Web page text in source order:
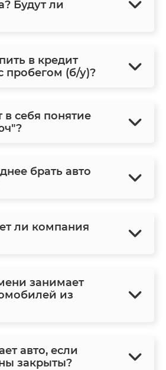
Будут ли
в кредит
пробегом (б/у)?
в себя понятие
брать авто
ли компания
занимает
из
авто, если
закрыты?